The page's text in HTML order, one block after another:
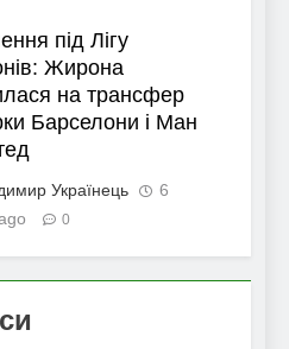
під Лігу
Жирона
на трансфер
Барселони і Ман
Українець
6
0